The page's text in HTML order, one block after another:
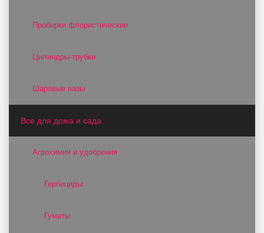
Пробирки флористические
Цилиндры-трубки
Шаровые вазы
Все для дома и сада
Агрохимия и удобрения
Гербициды
Гуматы